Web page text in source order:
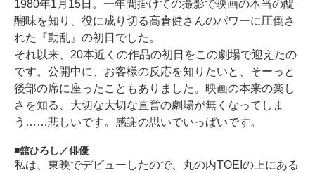
1980年1月15日。一年間掛けての撮影で映画の本当の醍
醐味を知り、役に成り切る高倉健さんのパワーに圧倒さ
れた『動乱』の初日でした。
それ以来、20本近くの作品の初日をこの劇場で迎えたの
です。公開中に、お客様の反応を知りたいと、そーっと
後部の席に座ったこともありました。映画の本来の楽し
さを知る、大切な大切な直営の劇場が無くなってしま
う……悲しいです。感謝の思いでいっぱいです。
舘ひろし／俳優
私は、東映でデビューしたので、丸の内TOEIの上にある